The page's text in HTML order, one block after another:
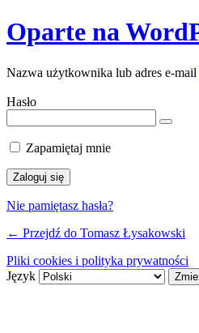
Oparte na
Nazwa użytkownika lub adres e-mail
Hasło
Zapamiętaj mnie
Nie pamiętasz hasła?
← Przejdź do Tomasz Łysakowski
Pliki cookies i polityka prywatności
Język